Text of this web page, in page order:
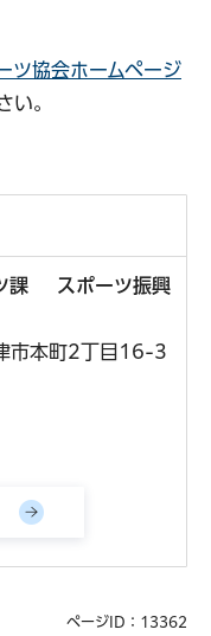
ツ協会ホームページ
い。
課 スポーツ振興
市本町2丁目16-3
ページID：13362